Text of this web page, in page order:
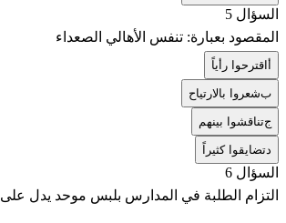
السؤال 5
المقصود بعبارة: تنفس الأهالي الصعداء
اقترحوا رأياً
بشعروا بالارتياح
جتناقشوا بينهم
تضايقوا كثيراً
السؤال 6
التزام الطلبة في المدارس بلبس موحد يدل على: